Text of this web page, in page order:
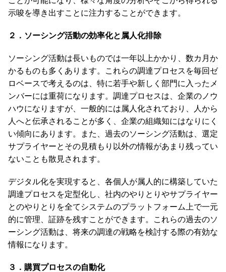
示唆を導き出すことに注力することができます。
２．ソーシング活動の効率化と属人化排除
ソーシング活動は長いものでは一年以上かかり、数カ月か
かるものも多くあります。これらの調達プロセスを毎回ゼ
ロベースで考えるのは、特に若手や新しく部門に入ったメ
ンバーには重荷になります。調達プロセスは、企業のノウ
ハウになりますが、一般的には属人化されており、人から
人へと伝承されることが多く、企業の組織知にはなりにく
い傾向にあります。また、過去のソーシング活動は、選定
サプライヤーとその見積もり以外の情報があまり残ってい
ないことも散見されます。
デジタル化を実現すると、各個人が属人的に構築していた
調達プロセスを定型化し、社内のやりとりやサプライヤー
とのやりとりを全てシステムのプラットフォーム上で一元
的に管理、証跡を残すことができます。これらの過去のソ
ーシング活動は、将来の調達の戦略を検討する際の有効な
情報になります。
３．購買プロセスの自動化